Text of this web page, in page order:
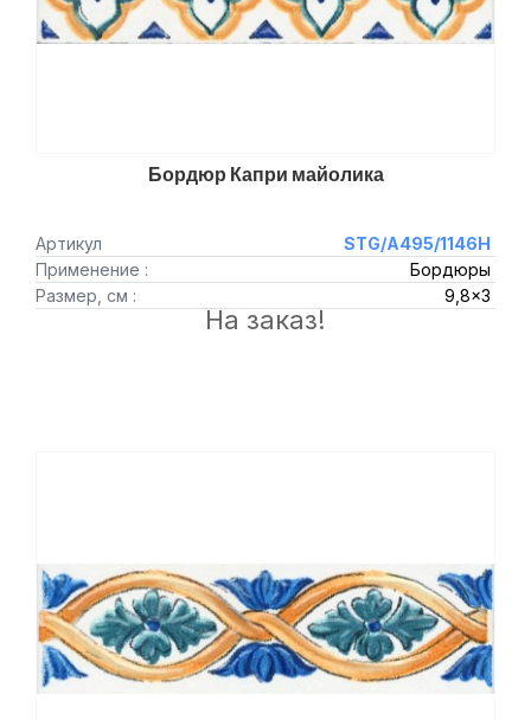
Бордюр Капри майолика
Артикул
STG/A495/1146H
Применение :
Бордюры
Размер, см :
9,8x3
На заказ!